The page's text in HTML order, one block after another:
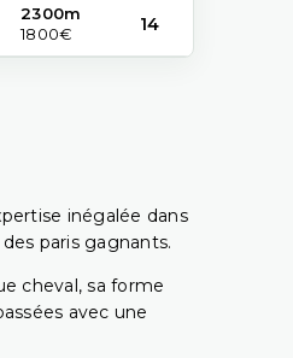
2300m
1800€
14
inégalée dans
paris gagnants.
cheval, sa forme
avec une